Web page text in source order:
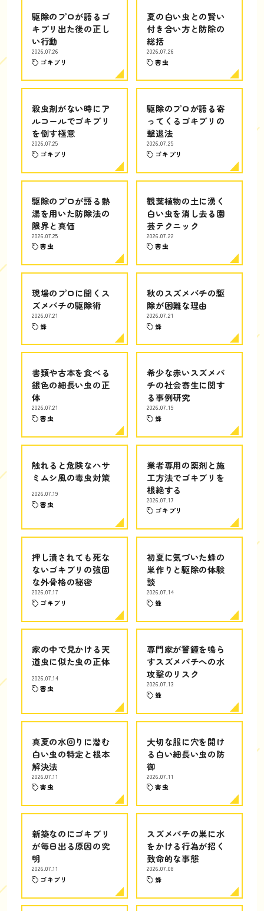
駆除のプロが語るゴ
キブリ出た後の正し
い行動
2026.07.26
ゴキブリ
夏の白い虫との賢い
付き合い方と防除の
総括
2026.07.26
害虫
殺虫剤がない時にア
ルコールでゴキブリ
を倒す極意
2026.07.25
ゴキブリ
駆除のプロが語る寄
ってくるゴキブリの
撃退法
2026.07.25
ゴキブリ
駆除のプロが語る熱
湯を用いた防除法の
限界と真価
2026.07.25
害虫
観葉植物の土に湧く
白い虫を消し去る園
芸テクニック
2026.07.22
害虫
現場のプロに聞くス
ズメバチの駆除術
2026.07.21
蜂
秋のスズメバチの駆
除が困難な理由
2026.07.21
蜂
書類や古本を食べる
銀色の細長い虫の正
体
2026.07.21
害虫
希少な赤いスズメバ
チの社会寄生に関す
る事例研究
2026.07.19
蜂
触れると危険なハサ
ミムシ風の毒虫対策
2026.07.19
害虫
業者専用の薬剤と施
工方法でゴキブリを
根絶する
2026.07.17
ゴキブリ
押し潰されても死な
ないゴキブリの強固
な外骨格の秘密
2026.07.17
ゴキブリ
初夏に気づいた蜂の
巣作りと駆除の体験
談
2026.07.14
蜂
家の中で見かける天
道虫に似た虫の正体
2026.07.14
害虫
専門家が警鐘を鳴ら
すスズメバチへの水
攻撃のリスク
2026.07.13
蜂
真夏の水回りに潜む
白い虫の特定と根本
解決法
2026.07.11
害虫
大切な服に穴を開け
る白い細長い虫の防
御
2026.07.11
害虫
新築なのにゴキブリ
が毎日出る原因の究
明
2026.07.11
ゴキブリ
スズメバチの巣に水
をかける行為が招く
致命的な事態
2026.07.08
蜂